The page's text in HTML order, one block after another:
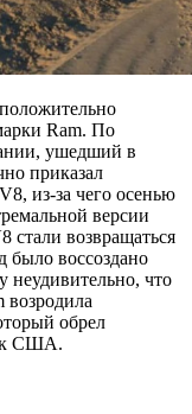
Ram. По
ушедший в
приказал
из-за чего осенью
версии
стали возвращаться
было воссоздано
неудивительно, что
возродила
обрел
США.